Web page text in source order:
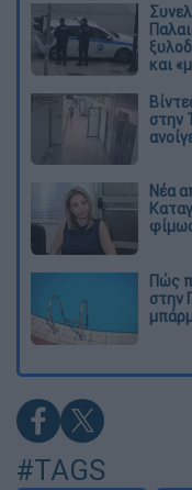
και
στην
Νέα
Πώς
στην
#TAGS